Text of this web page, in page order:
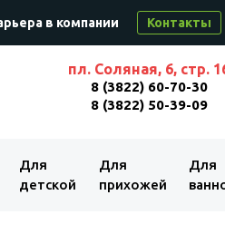
в компании Контакты
пл. Соляная, 6, стр.
8 (3822) 60-70-30
8 (3822) 50-39-09
Для
детской
Для
прихожей
Для